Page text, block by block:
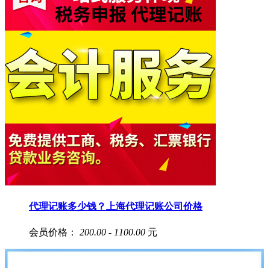
代理记账多少钱？上海代理记账公司价格
会员价格： 200.00 - 1100.00 元